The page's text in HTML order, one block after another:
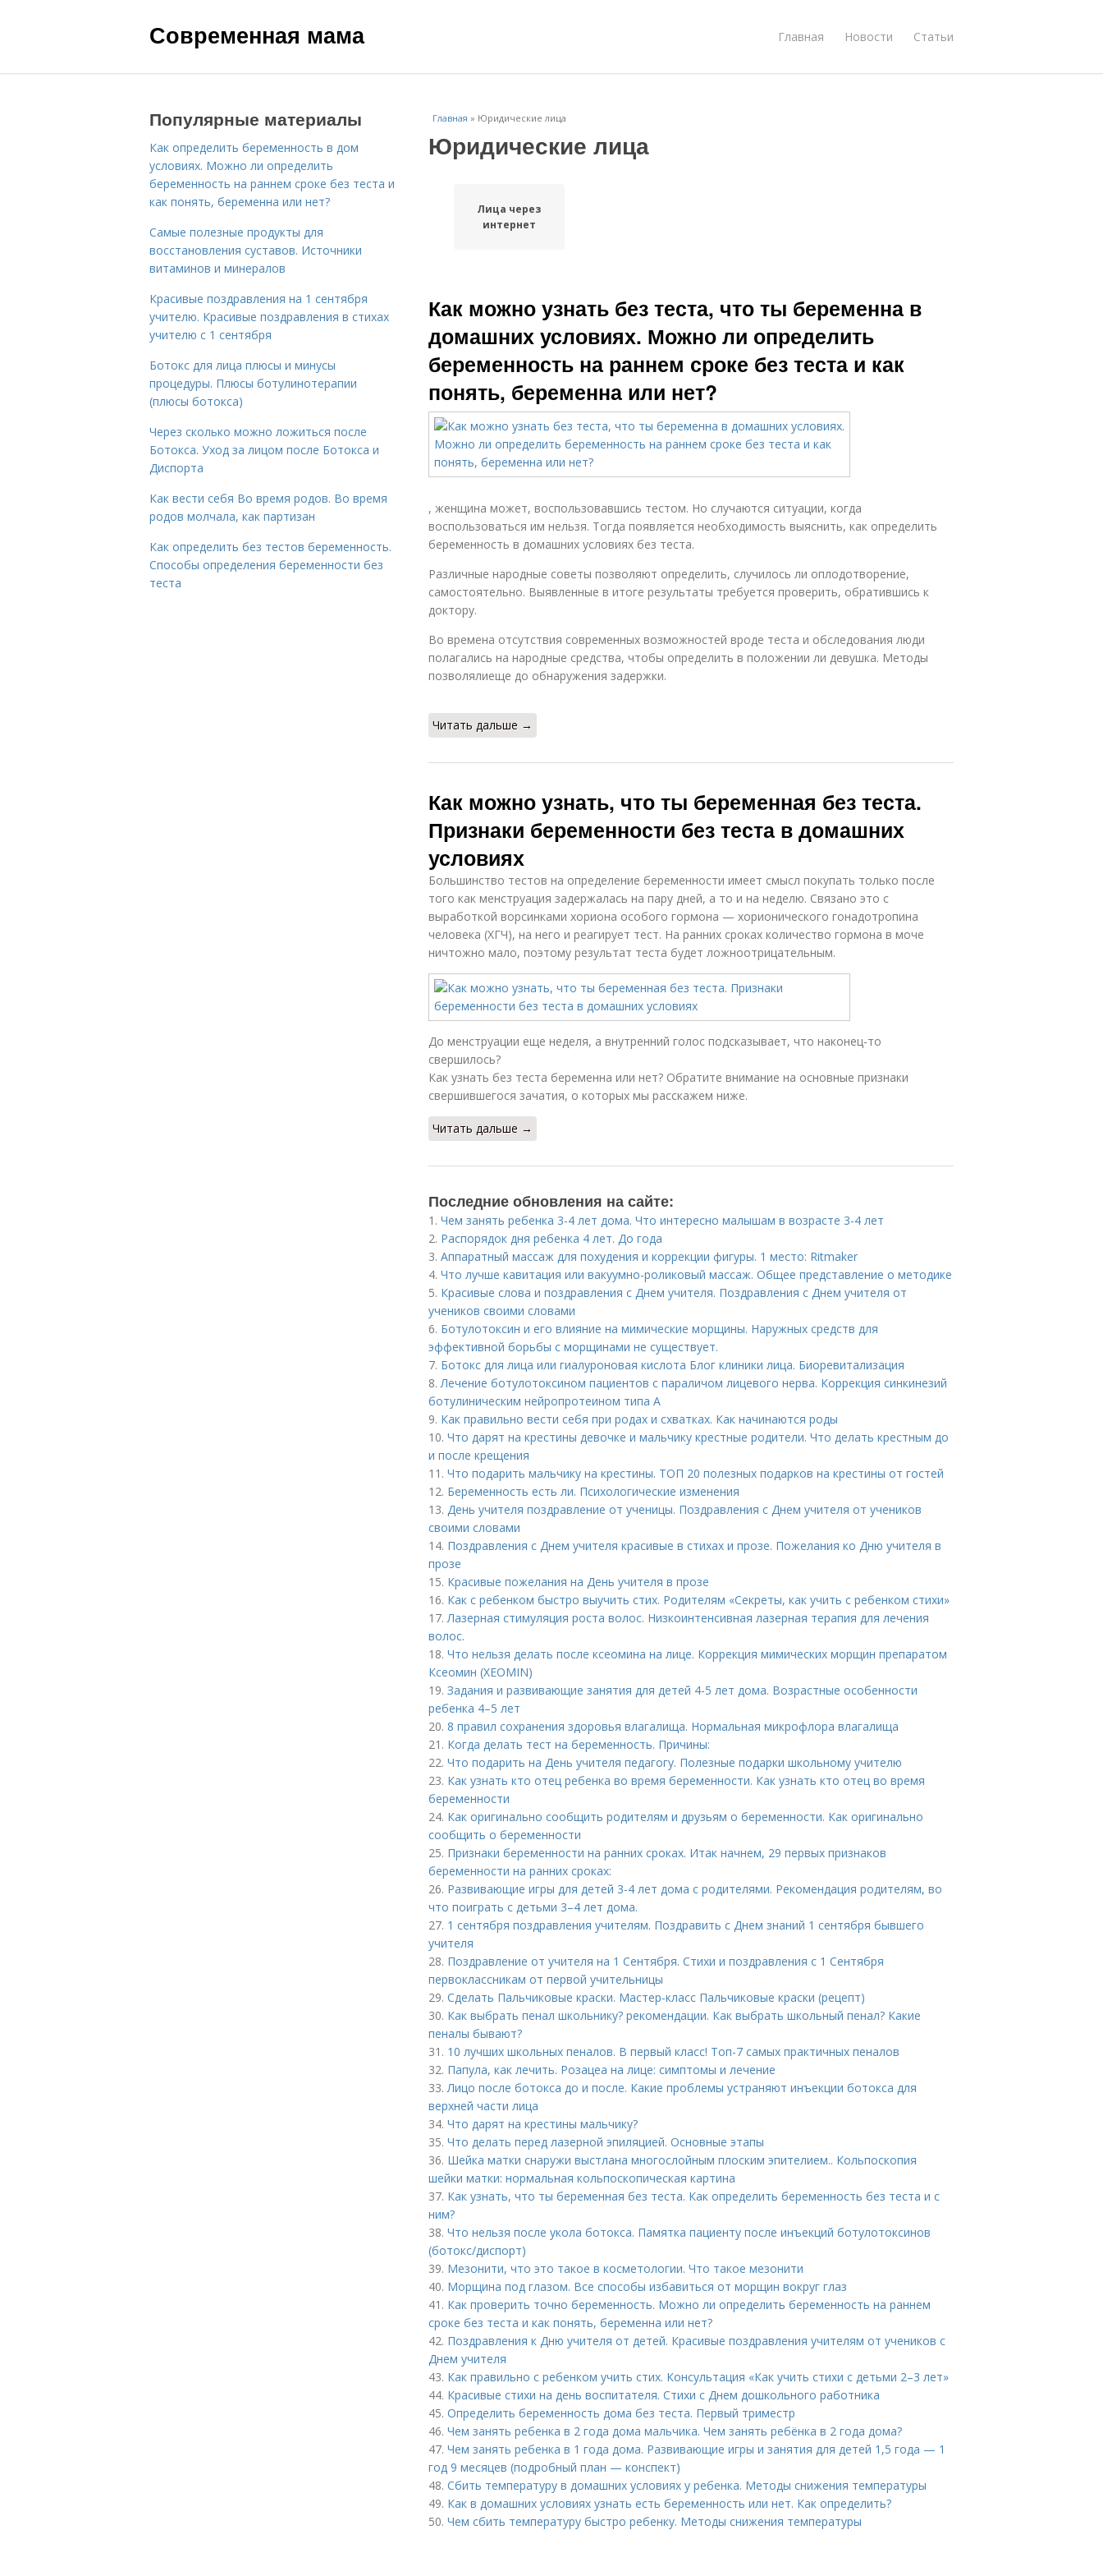
Современная мама Главная Новости Статьи
Главная » Юридические лица
Юридические лица
Лица через
интернет
Как можно узнать без теста, что ты беременна в
домашних условиях. Можно ли определить
беременность на раннем сроке без теста и как
понять, беременна или нет?
, женщина может, воспользовавшись тестом. Но случаются ситуации, когда
воспользоваться им нельзя. Тогда появляется необходимость выяснить, как определить
беременность в домашних условиях без теста.
Различные народные советы позволяют определить, случилось ли оплодотворение,
самостоятельно. Выявленные в итоге результаты требуется проверить, обратившись к
доктору.
Во времена отсутствия современных возможностей вроде теста и обследования люди
полагались на народные средства, чтобы определить в положении ли девушка. Методы
позволялиеще до обнаружения задержки.
Читать дальше →
Как можно узнать, что ты беременная без теста.
Признаки беременности без теста в домашних
условиях
Большинство тестов на определение беременности имеет смысл покупать только после
того как менструация задержалась на пару дней, а то и на неделю. Связано это с
выработкой ворсинками хориона особого гормона — хорионического гонадотропина
человека (ХГЧ), на него и реагирует тест. На ранних сроках количество гормона в моче
ничтожно мало, поэтому результат теста будет ложноотрицательным.
До менструации еще неделя, а внутренний голос подсказывает, что наконец-то
свершилось?
Как узнать без теста беременна или нет? Обратите внимание на основные признаки
свершившегося зачатия, о которых мы расскажем ниже.
Читать дальше →
Последние обновления на сайте:
1. Чем занять ребенка 3-4 лет дома. Что интересно малышам в возрасте 3-4 лет
2. Распорядок дня ребенка 4 лет. До года
3. Аппаратный массаж для похудения и коррекции фигуры. 1 место: Ritmaker
4. Что лучше кавитация или вакуумно-роликовый массаж. Общее представление о методике
5. Красивые слова и поздравления с Днем учителя. Поздравления с Днем учителя от
учеников своими словами
6. Ботулотоксин и его влияние на мимические морщины. Наружных средств для
эффективной борьбы с морщинами не существует.
7. Ботокс для лица или гиалуроновая кислота Блог клиники лица. Биоревитализация
8.Лечение ботулотоксином пациентов с параличом лицевого нерва. Коррекция синкинезий
ботулиническим нейропротеином типа А
9. Как правильно вести себя при родах и схватках. Как начинаются роды
10. Что дарят на крестины девочке и мальчику крестные родители. Что делать крестным до
и после крещения
11. Что подарить мальчику на крестины. ТОП 20 полезных подарков на крестины от гостей
12. Беременность есть ли. Психологические изменения
13. День учителя поздравление от ученицы. Поздравления с Днем учителя от учеников
своими словами
14. Поздравления с Днем учителя красивые в стихах и прозе. Пожелания ко Дню учителя в
прозе
15. Красивые пожелания на День учителя в прозе
16. Как с ребенком быстро выучить стих. Родителям «Секреты, как учить с ребенком стихи»
17.Лазерная стимуляция роста волос. Низкоинтенсивная лазерная терапия для лечения
волос.
18. Что нельзя делать после ксеомина на лице. Коррекция мимических морщин препаратом
Ксеомин (XEOMIN)
19. Задания и развивающие занятия для детей 4-5 лет дома. Возрастные особенности
ребенка 4–5 лет
20. 8 правил сохранения здоровья влагалища. Нормальная микрофлора влагалища
21. Когда делать тест на беременность. Причины:
22. Что подарить на День учителя педагогу. Полезные подарки школьному учителю
23. Как узнать кто отец ребенка во время беременности. Как узнать кто отец во время
беременности
24. Как оригинально сообщить родителям и друзьям о беременности. Как оригинально
сообщить о беременности
25. Признаки беременности на ранних сроках. Итак начнем, 29 первых признаков
беременности на ранних сроках:
26. Развивающие игры для детей 3-4 лет дома с родителями. Рекомендация родителям, во
что поиграть с детьми 3–4 лет дома.
27. 1 сентября поздравления учителям. Поздравить с Днем знаний 1 сентября бывшего
учителя
28. Поздравление от учителя на 1 Сентября. Стихи и поздравления с 1 Сентября
первоклассникам от первой учительницы
29. Сделать Пальчиковые краски. Мастер-класс Пальчиковые краски (рецепт)
30. Как выбрать пенал школьнику? рекомендации. Как выбрать школьный пенал? Какие
пеналы бывают?
31. 10 лучших школьных пеналов. В первый класс! Топ-7 самых практичных пеналов
32. Папула, как лечить. Розацеа на лице: симптомы и лечение
33.Лицо после ботокса до и после. Какие проблемы устраняют инъекции ботокса для
верхней части лица
34. Что дарят на крестины мальчику?
35. Что делать перед лазерной эпиляцией. Основные этапы
36. Шейка матки снаружи выстлана многослойным плоским эпителием.. Кольпоскопия
шейки матки: нормальная кольпоскопическая картина
37. Как узнать, что ты беременная без теста. Как определить беременность без теста и с
ним?
38. Что нельзя после укола ботокса. Памятка пациенту после инъекций ботулотоксинов
(ботокс/диспорт)
39. Мезонити, что это такое в косметологии. Что такое мезонити
40. Морщина под глазом. Все способы избавиться от морщин вокруг глаз
41. Как проверить точно беременность. Можно ли определить беременность на раннем
сроке без теста и как понять, беременна или нет?
42. Поздравления к Дню учителя от детей. Красивые поздравления учителям от учеников с
Днем учителя
43. Как правильно с ребенком учить стих. Консультация «Как учить стихи с детьми 2–3 лет»
44. Красивые стихи на день воспитателя. Стихи с Днем дошкольного работника
45. Определить беременность дома без теста. Первый триместр
46. Чем занять ребенка в 2 года дома мальчика. Чем занять ребёнка в 2 года дома?
47. Чем занять ребенка в 1 года дома. Развивающие игры и занятия для детей 1,5 года — 1
год 9 месяцев (подробный план — конспект)
48. Сбить температуру в домашних условиях у ребенка. Методы снижения температуры
49. Как в домашних условиях узнать есть беременность или нет. Как определить?
50. Чем сбить температуру быстро ребенку. Методы снижения температуры
Популярные материалы
Как определить беременность в дом
условиях. Можно ли определить
беременность на раннем сроке без теста и
как понять, беременна или нет?
Самые полезные продукты для
восстановления суставов. Источники
витаминов и минералов
Красивые поздравления на 1 сентября
учителю. Красивые поздравления в стихах
учителю с 1 сентября
Ботокс для лица плюсы и минусы
процедуры. Плюсы ботулинотерапии
(плюсы ботокса)
Через сколько можно ложиться после
Ботокса. Уход за лицом после Ботокса и
Диспорта
Как вести себя Во время родов. Во время
родов молчала, как партизан
Как определить без тестов беременность.
Способы определения беременности без
теста